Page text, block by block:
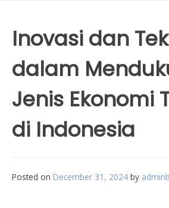
Inovasi dan
dalam
Jenis Ekonomi
di Indonesia
Posted on December 31, 2024 by